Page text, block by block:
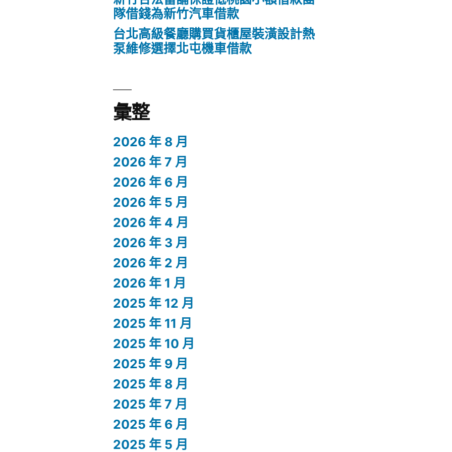
隊借錢為新竹汽車借款
台北高級餐廳購買貨櫃屋裝潢設計熱
泵維修選擇北屯機車借款
彙整
2026 年 8 月
2026 年 7 月
2026 年 6 月
2026 年 5 月
2026 年 4 月
2026 年 3 月
2026 年 2 月
2026 年 1 月
2025 年 12 月
2025 年 11 月
2025 年 10 月
2025 年 9 月
2025 年 8 月
2025 年 7 月
2025 年 6 月
2025 年 5 月